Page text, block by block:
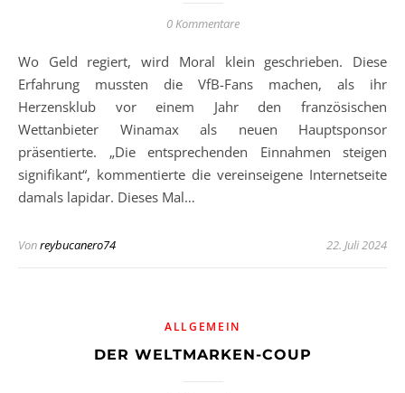
0 Kommentare
Wo Geld regiert, wird Moral klein geschrieben. Diese
Erfahrung mussten die VfB-Fans machen, als ihr
Herzensklub vor einem Jahr den französischen
Wettanbieter Winamax als neuen Hauptsponsor
präsentierte. „Die entsprechenden Einnahmen steigen
signifikant“, kommentierte die vereinseigene Internetseite
damals lapidar. Dieses Mal…
Vonreybucanero74 22. Juli 2024
ALLGEMEIN
DER WELTMARKEN-COUP